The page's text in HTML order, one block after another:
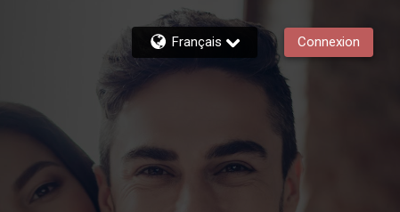
Français Connexion